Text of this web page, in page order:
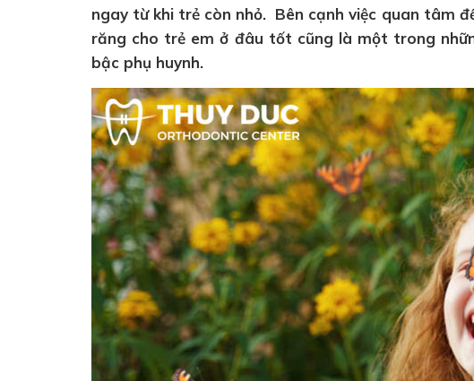
ngay từ khi trẻ còn nhỏ. Bên cạnh việc quan tâm
răng cho trẻ em ở đâu tốt cũng là một trong
bậc phụ huynh.